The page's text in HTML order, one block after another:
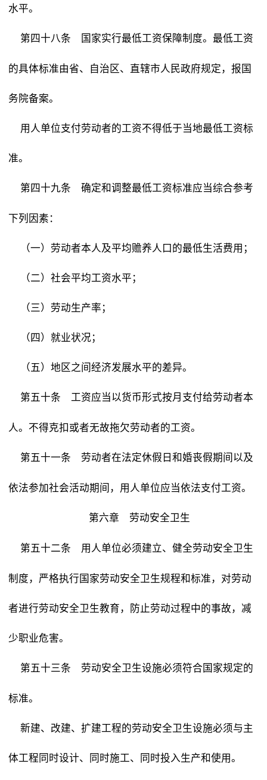
水平。
第四十八条 国家实行最低工资保障制度。最低工资
的具体标准由省、自治区、直辖市人民政府规定，报国
务院备案。
用人单位支付劳动者的工资不得低于当地最低工资标
准。
第四十九条 确定和调整最低工资标准应当综合参考
下列因素：
（一）劳动者本人及平均赡养人口的最低生活费用；
（二）社会平均工资水平；
（三）劳动生产率；
（四）就业状况；
（五）地区之间经济发展水平的差异。
第五十条 工资应当以货币形式按月支付给劳动者本
人。不得克扣或者无故拖欠劳动者的工资。
第五十一条 劳动者在法定休假日和婚丧假期间以及
依法参加社会活动期间，用人单位应当依法支付工资。
第六章 劳动安全卫生
第五十二条 用人单位必须建立、健全劳动安全卫生
制度，严格执行国家劳动安全卫生规程和标准，对劳动
者进行劳动安全卫生教育，防止劳动过程中的事故，减
少职业危害。
第五十三条 劳动安全卫生设施必须符合国家规定的
标准。
新建、改建、扩建工程的劳动安全卫生设施必须与主
体工程同时设计、同时施工、同时投入生产和使用。